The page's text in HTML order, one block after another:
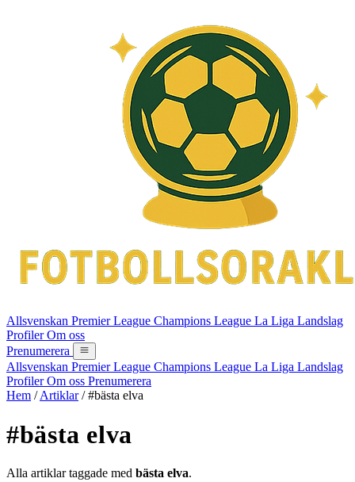
Allsvenskan Premier League Champions League La Liga Landslag
ProfilerOm oss
Prenumerera
Allsvenskan Premier League Champions League La Liga Landslag
ProfilerOm oss Prenumerera
Hem / Artiklar / #bästa elva
#bästa elva
Alla artiklar taggade med bästa elva.